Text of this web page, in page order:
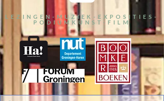
LEZINGEN-MUZIEK-EXPOSITIES-
PODIUMKUNST-FILM